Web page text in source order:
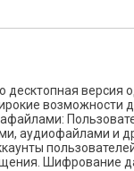
десктопная
возможности
аудиофайлами и
Шифрование